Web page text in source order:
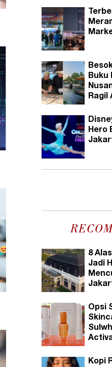
Buku
Ragil
Hero
8
Jadi
Opsi
Kopi